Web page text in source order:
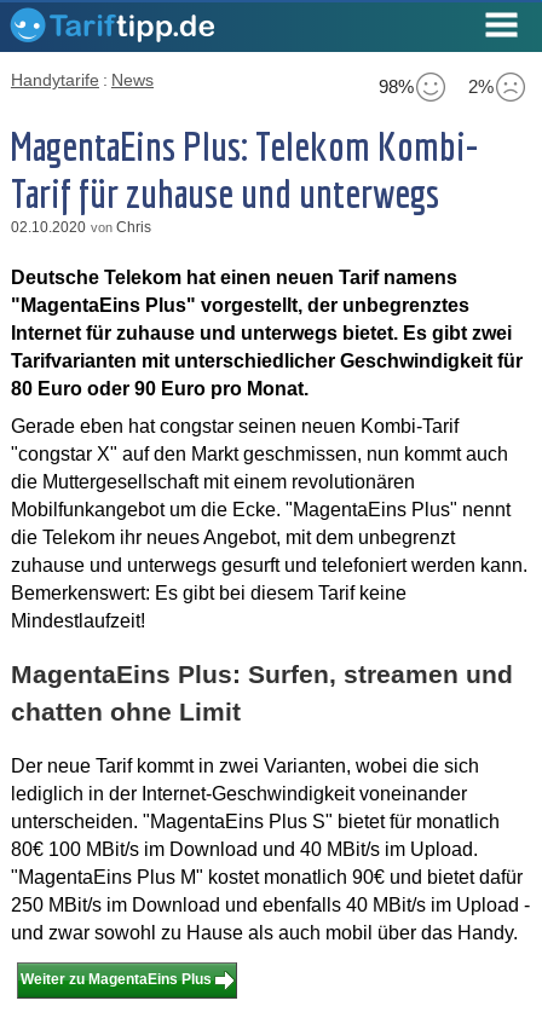
98% 2%
Handytarife : News
MagentaEins Plus: Telekom Kombi-
Tarif für zuhause und unterwegs
02.10.2020 von Chris
Deutsche Telekom hat einen neuen Tarif namens
"MagentaEins Plus" vorgestellt, der unbegrenztes
Internet für zuhause und unterwegs bietet. Es gibt zwei
Tarifvarianten mit unterschiedlicher Geschwindigkeit für
80 Euro oder 90 Euro pro Monat.
Gerade eben hat congstar seinen neuen Kombi-Tarif
"congstar X" auf den Markt geschmissen, nun kommt auch
die Muttergesellschaft mit einem revolutionären
Mobilfunkangebot um die Ecke. "MagentaEins Plus" nennt
die Telekom ihr neues Angebot, mit dem unbegrenzt
zuhause und unterwegs gesurft und telefoniert werden kann.
Bemerkenswert: Es gibt bei diesem Tarif keine
Mindestlaufzeit!
MagentaEins Plus: Surfen, streamen und
chatten ohne Limit
Der neue Tarif kommt in zwei Varianten, wobei die sich
lediglich in der Internet-Geschwindigkeit voneinander
unterscheiden. "MagentaEins Plus S" bietet für monatlich
80€ 100 MBit/s im Download und 40 MBit/s im Upload.
"MagentaEins Plus M" kostet monatlich 90€ und bietet dafür
250 MBit/s im Download und ebenfalls 40 MBit/s im Upload -
und zwar sowohl zu Hause als auch mobil über das Handy.
Weiter zu MagentaEins Plus